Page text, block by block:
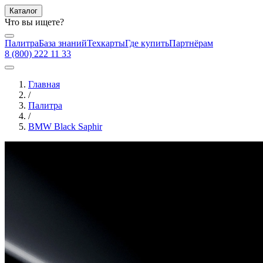
Каталог
Что вы ищете?
ПалитраБаза знанийТехкартыГде купитьПартнёрам
8 (800) 222 11 33
Главная
/
Палитра
/
BMW Black Saphir